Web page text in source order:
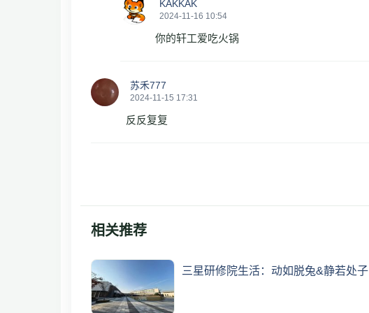
KAKKAK
2024-11-16 10:54
你的轩工爱吃火锅
苏禾777
2024-11-15 17:31
反反复复
相关推荐
三星研修院生活：动如脱兔&静若处子